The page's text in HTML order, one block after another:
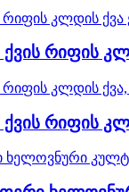
რიფის
რიფის